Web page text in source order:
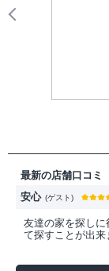
最新の店舗口コミ
安心 (ゲスト)
友達の家を探し
て探すことが出来